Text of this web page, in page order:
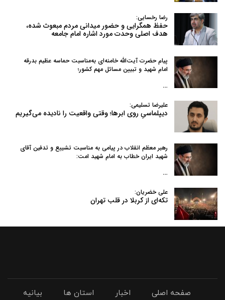
رضا رخسایی:
حفظ همگرایی و حضور میدانی مردم مبعوث شده،
هدف اصلی وحدت مورد اشاره امام جامعه
پیام حضرت آیت‌الله خامنه‌ای به‌مناسبت حماسه عظیم بدرقه
امام شهید و تبیین مسائل مهم کشور؛
…
علیرضا تسلیمی:
دیپلماسیِ روی ابرها؛ وقتی واقعیت را نادیده می‌گیریم
رهبر معظم انقلاب در پیامی به‌ مناسبت تشییع و تدفین آقای
شهید ایران خطاب به امام شهید امت:
…
علی خضریان:
تکه‌ای از کربلا در قلب تهران
صفحه اصلی اخبار استان ها بیانیه